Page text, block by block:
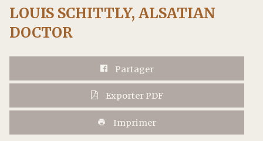
LOUIS SCHITTLY, ALSATIAN
DOCTOR
Partager
Exporter PDF
Imprimer